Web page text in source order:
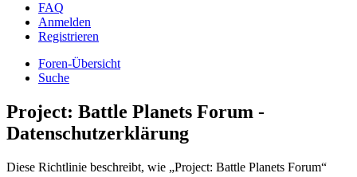
FAQ
Anmelden
Registrieren
Foren-Übersicht
Suche
Project: Battle Planets Forum -
Datenschutzerklärung
Diese Richtlinie beschreibt, wie „Project: Battle Planets Forum“